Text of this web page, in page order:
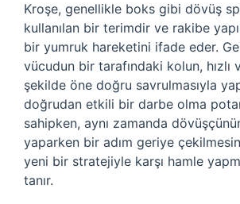
Kroşe, genellikle boks gibi dövüş
kullanılan bir terimdir ve rakibe
bir yumruk hareketini ifade eder.
vücudun bir tarafındaki kolun, hızlı
şekilde öne doğru savrulmasıyla
doğrudan etkili bir darbe olma
sahipken, aynı zamanda
yaparken bir adım geriye
yeni bir stratejiyle karşı hamle
tanır.